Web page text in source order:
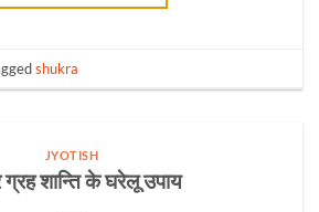
shukra
JYOTISH
ग्रह शान्ति के घरेलू उपाय